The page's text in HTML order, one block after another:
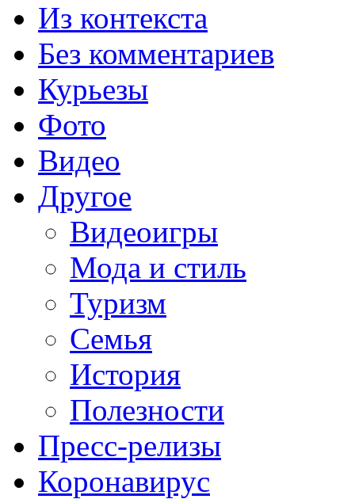
Из контекста
Без комментариев
Курьезы
Фото
Видео
Другое
Видеоигры
Мода и стиль
Туризм
Семья
История
Полезности
Пресс-релизы
Коронавирус